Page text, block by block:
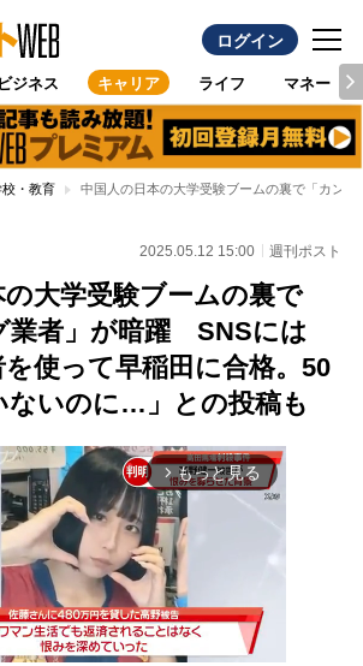
ログイン
ビジネス キャリア ライフ マネー
校・教育 中国人の日本の大学受験ブームの裏で「カン
2025.05.12 15:00 週刊ポスト
大学受験ブームの裏で
業者」が暗躍 SNSには
を使って早稲田に合格。50
ないのに…」との投稿も
arrow_forward_ios もっと見る